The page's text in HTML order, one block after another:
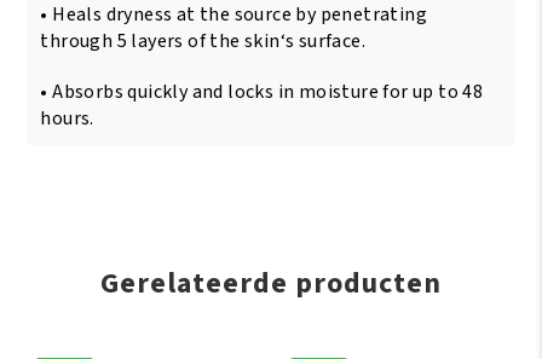
• Heals dryness at the source by penetrating
through 5 layers of the skin‘s surface.
• Absorbs quickly and locks in moisture for up to 48
hours.
Gerelateerde producten